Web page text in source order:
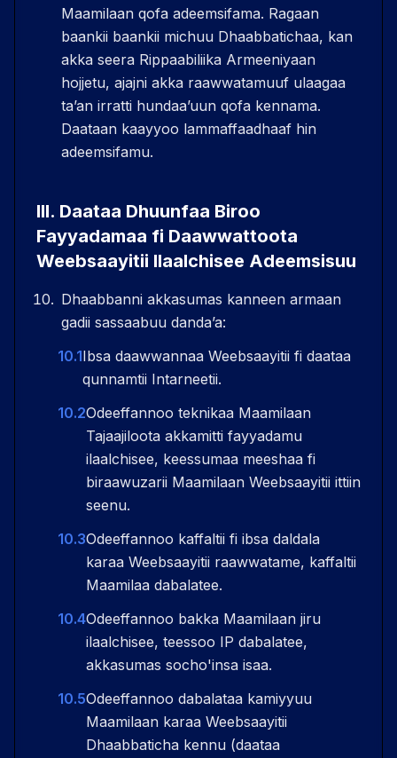
Maamilaan qofa adeemsifama. Ragaan
baankii baankii michuu Dhaabbatichaa, kan
akka seera Rippaabiliika Armeeniyaan
hojjetu, ajajni akka raawwatamuuf ulaagaa
taʼan irratti hundaaʼuun qofa kennama.
Daataan kaayyoo lammaffaadhaaf hin
adeemsifamu.
III. Daataa Dhuunfaa Biroo
Fayyadamaa fi Daawwattoota
Weebsaayitii Ilaalchisee Adeemsisuu
Dhaabbanni akkasumas kanneen armaan
gadii sassaabuu dandaʼa:
10.1Ibsa daawwannaa Weebsaayitii fi daataa
qunnamtii Intarneetii.
10.2Odeeffannoo teknikaa Maamilaan
Tajaajiloota akkamitti fayyadamu
ilaalchisee, keessumaa meeshaa fi
biraawuzarii Maamilaan Weebsaayitii ittiin
seenu.
10.3Odeeffannoo kaffaltii fi ibsa daldala
karaa Weebsaayitii raawwatame, kaffaltii
Maamilaa dabalatee.
10.4Odeeffannoo bakka Maamilaan jiru
ilaalchisee, teessoo IP dabalatee,
akkasumas socho'insa isaa.
10.5Odeeffannoo dabalataa kamiyyuu
Maamilaan karaa Weebsaayitii
Dhaabbaticha kennu (daataa